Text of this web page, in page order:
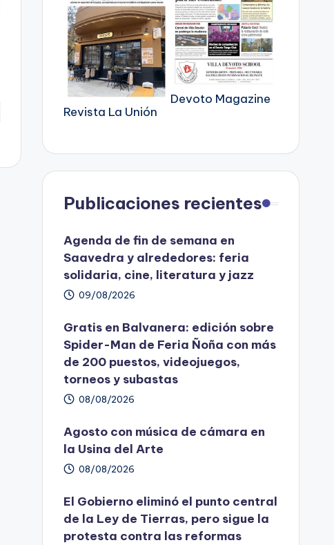
Revista La Unión
Devoto Magazine
Publicaciones recientes
Agenda de fin de semana en
Saavedra y alrededores: feria
solidaria, cine, literatura y jazz
09/08/2026
Gratis en Balvanera: edición sobre
Spider-Man de Feria Ñoña con más
de 200 puestos, videojuegos,
torneos y subastas
08/08/2026
Agosto con música de cámara en
la Usina del Arte
08/08/2026
El Gobierno eliminó el punto central
de la Ley de Tierras, pero sigue la
protesta contra las reformas